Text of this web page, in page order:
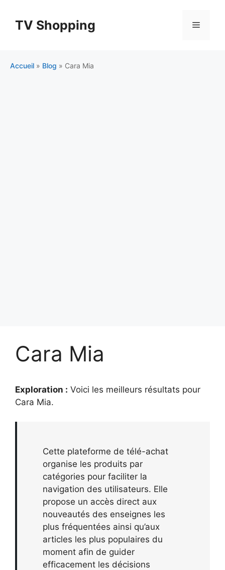
contenuTV Shopping Menu
Accueil » Blog » Cara Mia
Cara Mia
Exploration : Voici les meilleurs résultats pour
Cara Mia.
Cette plateforme de télé-achat
organise les produits par
catégories pour faciliter la
navigation des utilisateurs. Elle
propose un accès direct aux
nouveautés des enseignes les
plus fréquentées ainsi qu’aux
articles les plus populaires du
moment afin de guider
efficacement les décisions